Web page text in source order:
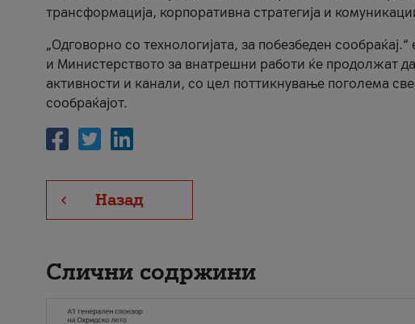
трансформација, корпоративна стратегија и
„Одговорно со технологијата, за побезбеден
и Министерството за внатрешни работи ќе продолжат
активности и канали, со цел поттикнување поголема
сообраќајот.
Назад
Слични содржини